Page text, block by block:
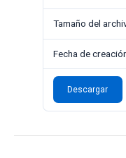
Tamaño del
Fecha de
Descargar